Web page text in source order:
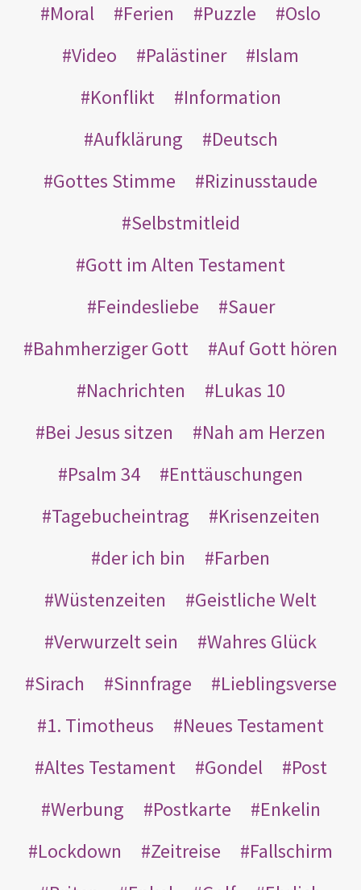
Moral
Ferien Puzzle
Oslo
Video
Palästiner
Islam
Konflikt
Information
Aufklärung
Deutsch
Gottes Stimme
Rizinusstaude
Selbstmitleid
Gott im Alten Testament
Feindesliebe
Sauer
Bahmherziger Gott
Auf Gott hören
Nachrichten
Lukas 10
Bei Jesus sitzen
Nah am Herzen
Psalm 34
Enttäuschungen
Tagebucheintrag
Krisenzeiten
der ich bin
Farben
Wüstenzeiten
Geistliche Welt
Verwurzelt sein
Wahres Glück
Sirach
Sinnfrage
Lieblingsverse
1. Timotheus
Neues Testament
Altes Testament
Gondel
Post
Werbung
Postkarte
Enkelin
Lockdown
Zeitreise
Fallschirm